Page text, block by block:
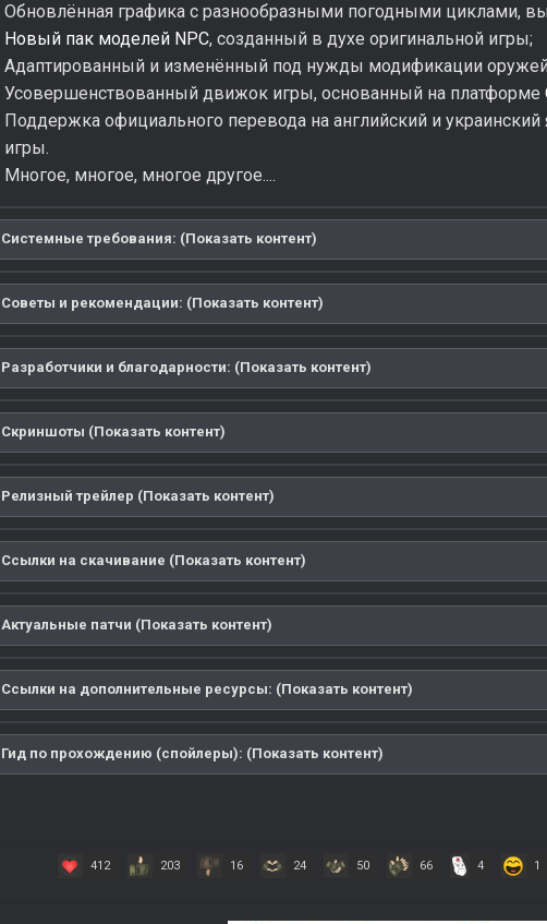
Обновлённая графика с разнообразными погодными циклами,
Новый пак моделей NPC, созданный в духе оригинальной игры;
Адаптированный и изменённый под нужды модификации
Усовершенствованный движок игры, основанный на платформе
Поддержка официального перевода на английский и
игры.
Многое, многое, многое другое....
Системные требования: (Показать контент)
Советы и рекомендации: (Показать контент)
Разработчики и благодарности: (Показать контент)
Скриншоты (Показать контент)
Релизный трейлер (Показать контент)
Ссылки на скачивание (Показать контент)
Актуальные патчи (Показать контент)
Ссылки на дополнительные ресурсы: (Показать контент)
Гид по прохождению (спойлеры): (Показать контент)
412 203 16 24 50 66 4 1